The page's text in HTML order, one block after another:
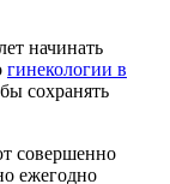
начинать
гинекологии в
сохранять
совершенно
ежегодно